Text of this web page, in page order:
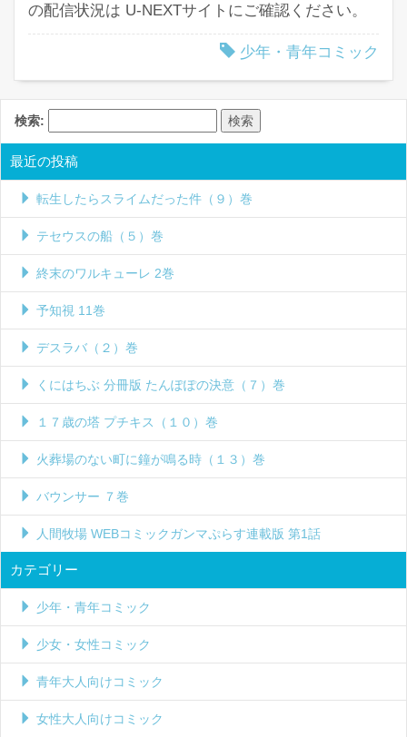
の配信状況は U-NEXTサイトにご確認ください。
少年・青年コミック
検索:
最近の投稿
転生したらスライムだった件（９）巻
テセウスの船（５）巻
終末のワルキューレ 2巻
予知視 11巻
デスラバ（２）巻
くにはちぶ 分冊版 たんぽぽの決意（７）巻
１７歳の塔 プチキス（１０）巻
火葬場のない町に鐘が鳴る時（１３）巻
バウンサー ７巻
人間牧場 WEBコミックガンマぷらす連載版 第1話
カテゴリー
少年・青年コミック
少女・女性コミック
青年大人向けコミック
女性大人向けコミック